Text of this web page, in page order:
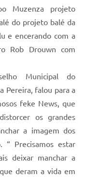
Muzenza projeto
do projeto balé da
e encerando com a
Rob Drouwn com
Municipal do
Pereira, falou para a
feke News, que
os grandes
a imagem dos
Precisamos estar
deixar manchar a
deram a vida em